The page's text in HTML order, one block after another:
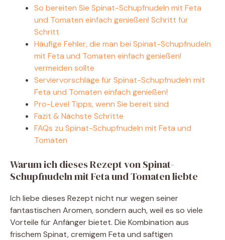
d
e
o
So bereiten Sie Spinat-Schupfnudeln mit Feta
und Tomaten einfach genießen! Schritt für
Schritt
Häufige Fehler, die man bei Spinat-Schupfnudeln
mit Feta und Tomaten einfach genießen!
vermeiden sollte
Serviervorschläge für Spinat-Schupfnudeln mit
Feta und Tomaten einfach genießen!
Pro-Level Tipps, wenn Sie bereit sind
Fazit & Nächste Schritte
FAQs zu Spinat-Schupfnudeln mit Feta und
Tomaten
Warum ich dieses Rezept von Spinat-
Schupfnudeln mit Feta und Tomaten liebte
Ich liebe dieses Rezept nicht nur wegen seiner
fantastischen Aromen, sondern auch, weil es so viele
Vorteile für Anfänger bietet. Die Kombination aus
frischem Spinat, cremigem Feta und saftigen